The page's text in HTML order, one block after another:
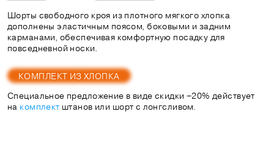
Шорты свободного кроя из плотного мягкого хлопка
дополнены эластичным поясом, боковыми и задним
карманами, обеспечивая комфортную посадку для
повседневной носки.
КОМПЛЕКТ ИЗ ХЛОПКА
Специальное предложение в виде скидки −20% действует
на комплект штанов или шорт с лонгсливом.